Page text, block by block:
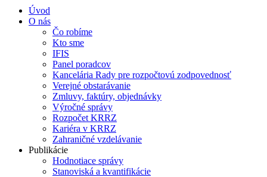
Úvod
O nás
Čo robíme
Kto sme
IFIS
Panel poradcov
Kancelária Rady pre rozpočtovú zodpovednosť
Verejné obstarávanie
Zmluvy, faktúry, objednávky
Výročné správy
Rozpočet KRRZ
Kariéra v KRRZ
Zahraničné vzdelávanie
Publikácie
Hodnotiace správy
Stanoviská a kvantifikácie